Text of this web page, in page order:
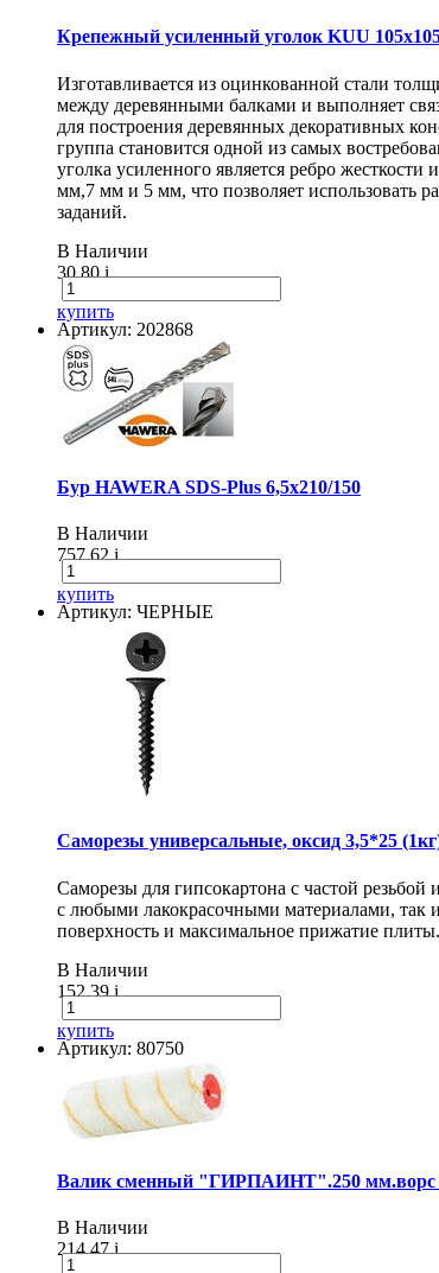
Крепежный усиленный уголок KUU
Изготавливается из оцинкованной стали
между деревянными балками и выполняет
для построения деревянных декоративных
группа становится одной из самых
уголка усиленного является ребро
мм,7 мм и 5 мм, что позволяет использовать
заданий.
В Наличии
30.80i
купить
Артикул: 202868
Бур HAWERA SDS-Plus 6,5х210/150
В Наличии
757.62i
купить
Артикул: ЧЕРНЫЕ
Саморезы универсальные, оксид 3,5*25
Саморезы для гипсокартона с частой
с любыми лакокрасочными материалами, так
поверхность и максимальное прижатие плиты.
В Наличии
152.39i
купить
Артикул: 80750
Валик сменный "ГИРПАИНТ".250 мм.ворс
В Наличии
214.47i